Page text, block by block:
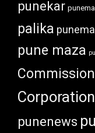
punekar
palika
pune maza
Corporation
punenews